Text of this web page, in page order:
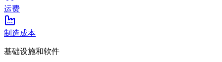
运费
制造成本
基础设施和软件